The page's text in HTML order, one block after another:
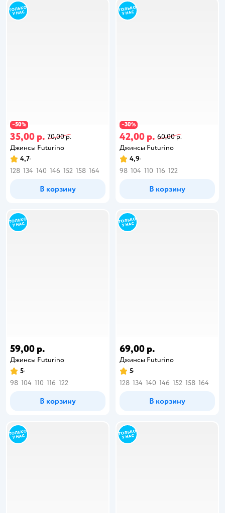
−50%
35,00 р. 70,00 р.
Джинсы Futurino
4,7
128 134 140 146 152 158 164
В корзину
−30%
42,00 р. 60,00 р.
Джинсы Futurino
4,9
98 104 110 116 122
В корзину
59,00 р.
Джинсы Futurino
5
98 104 110 116 122
В корзину
69,00 р.
Джинсы Futurino
5
128 134 140 146 152 158 164
В корзину